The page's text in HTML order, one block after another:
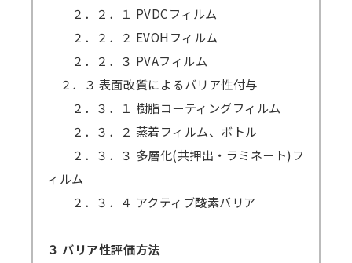
２．２．１ PVDCフィルム
２．２．２ EVOHフィルム
２．２．３ PVAフィルム
２．３ 表面改質によるバリア性付与
２．３．１ 樹脂コーティングフィルム
２．３．２ 蒸着フィルム、ボトル
２．３．３ 多層化(共押出・ラミネート)フ
ィルム
２．３．４ アクティブ酸素バリア
３ バリア性評価方法